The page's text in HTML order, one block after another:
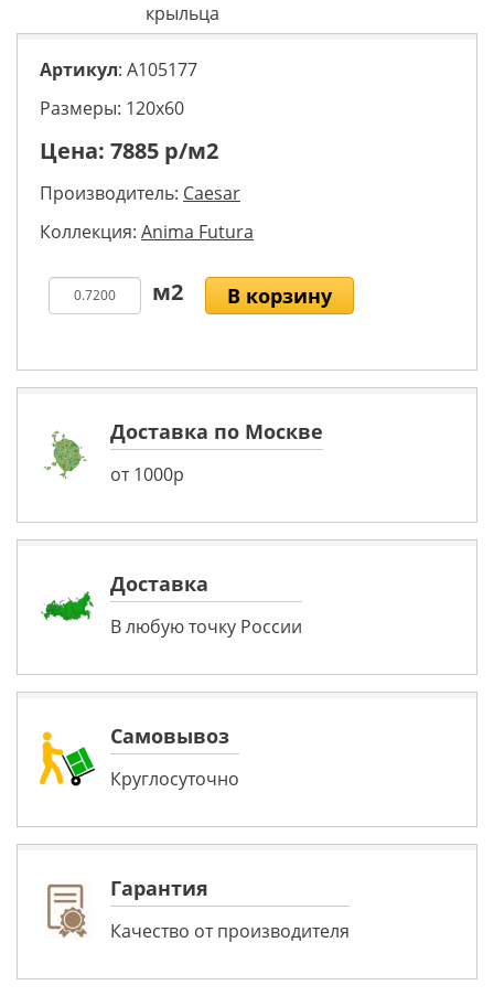
крыльца
Артикул: A105177
Размеры: 120х60
Цена: 7885 р/м2
Производитель: Caesar
Коллекция: Anima Futura
В корзину
Доставка по Москве
от 1000р
Доставка
В любую точку России
Самовывоз
Круглосуточно
Гарантия
Качество от производителя